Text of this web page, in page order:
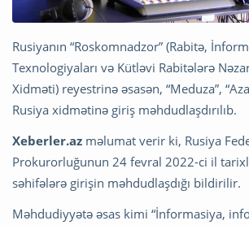
Rusiyanın “Roskomnadzor” (Rabitə,
Texnologiyaları və Kütləvi Rabitələrə
Xidməti) reyestrinə əsasən, “Meduza”,
Rusiya xidmətinə giriş məhdudlaşdırılıb.
Xeberler.az məlumat verir ki, Rusiya
Prokurorluğunun 24 fevral 2022-ci il
səhifələrə girişin məhdudlaşdığı bildirilir.
Məhdudiyyətə əsas kimi “İnformasiya,